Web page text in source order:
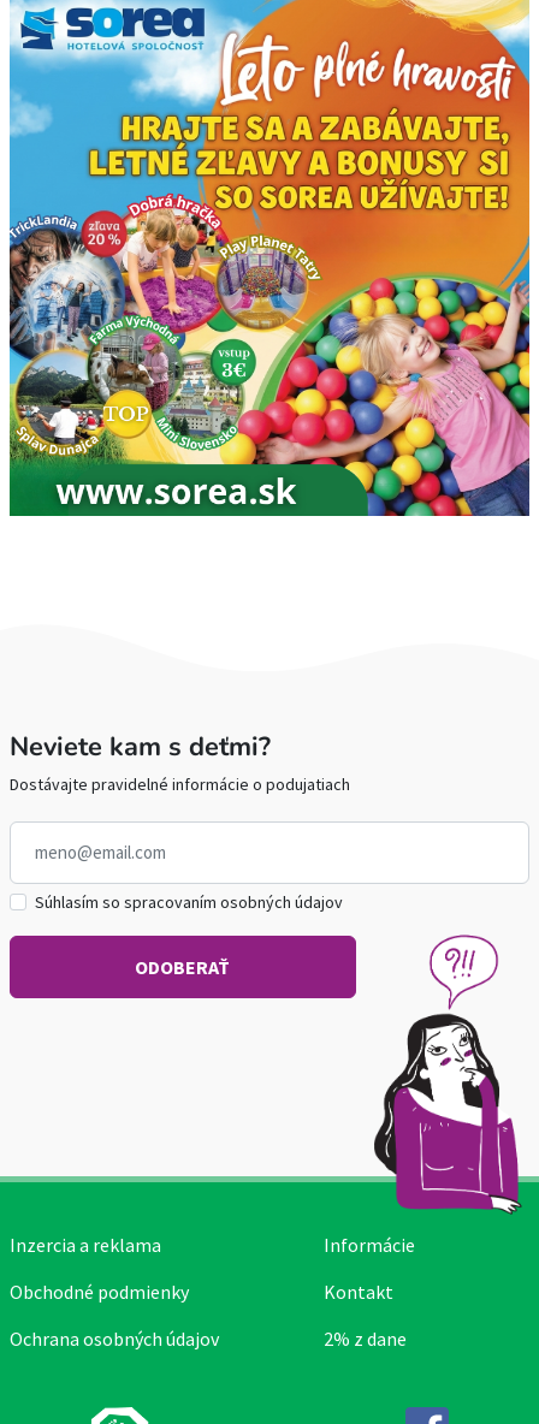
Neviete kam s deťmi?
Dostávajte pravidelné informácie o podujatiach
Súhlasím so spracovaním osobných údajov
Inzercia a reklama
Obchodné podmienky
Ochrana osobných údajov
Informácie
Kontakt
2% z dane